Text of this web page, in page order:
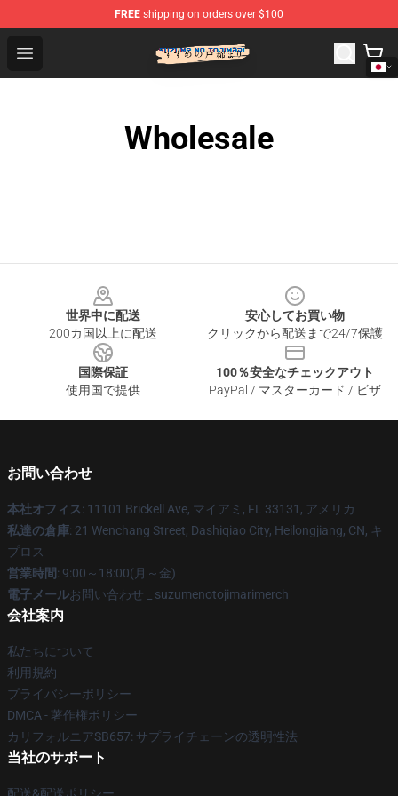
FREE shipping on orders over $100
Open menu
Suzumeno Tojimari Store - Official Suzumeno Tojimari
Wholesale
世界中に配送
200カ国以上に配送
安心してお買い物
クリックから配送まで24/7保護
国際保証
使用国で提供
100％安全なチェックアウト
PayPal / マスターカード / ビザ
お問い合わせ
本社オフィス: 11101 Brickell Ave, マイアミ, FL 33131, アメリカ
私達の倉庫: 21 Wenchang Street, Dashiqiao City, Heilongjiang, CN, キ
プロス
営業時間: 9:00～18:00(月～金)
電子メールお問い合わせ _ suzumenotojimarimerch
会社案内
私たちについて
利用規約
プライバシーポリシー
DMCA - 著作権ポリシー
カリフォルニアSB657: サプライチェーンの透明性法
当社のサポート